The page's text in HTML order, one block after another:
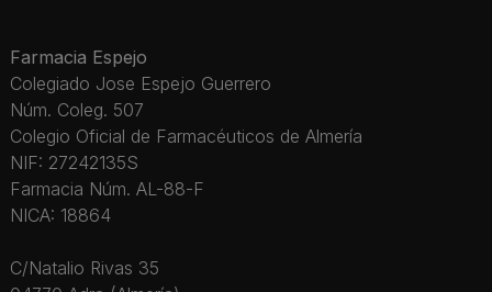
Farmacia Espejo
Colegiado Jose Espejo Guerrero
Núm. Coleg. 507
Colegio Oficial de Farmacéuticos de Almería
NIF: 27242135S
Farmacia Núm. AL-88-F
NICA: 18864
C/Natalio Rivas 35